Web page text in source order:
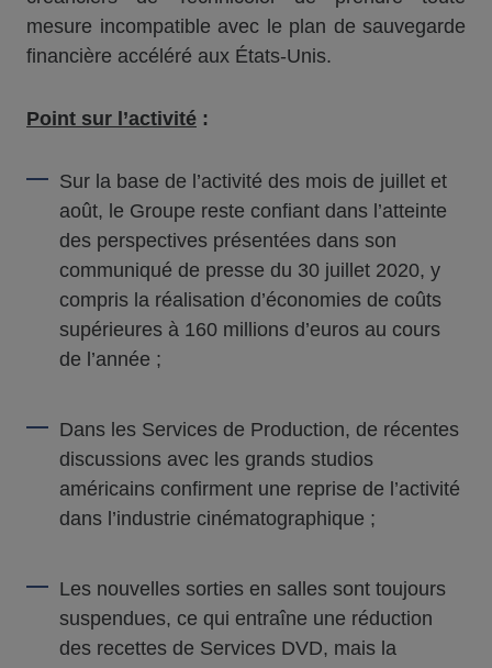
mesure incompatible avec le plan de sauvegarde
financière accéléré aux États-Unis.
Point sur l’activité :
Sur la base de l’activité des mois de juillet et
août, le Groupe reste confiant dans l’atteinte
des perspectives présentées dans son
communiqué de presse du 30 juillet 2020, y
compris la réalisation d’économies de coûts
supérieures à 160 millions d’euros au cours
de l’année ;
Dans les Services de Production, de récentes
discussions avec les grands studios
américains confirment une reprise de l’activité
dans l’industrie cinématographique ;
Les nouvelles sorties en salles sont toujours
suspendues, ce qui entraîne une réduction
des recettes de Services DVD, mais la